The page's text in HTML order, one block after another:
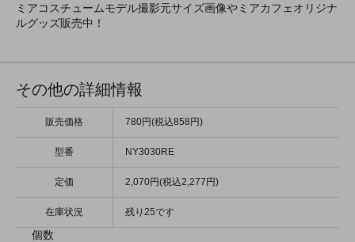
ミアコスチュームモデル撮影元サイズ画像やミアカフェオリジナ
ルグッズ販売中！
その他の詳細情報
販売価格 780円(税込858円)
型番 NY3030RE
定価 2,070円(税込2,277円)
在庫状況 残り25です
個数